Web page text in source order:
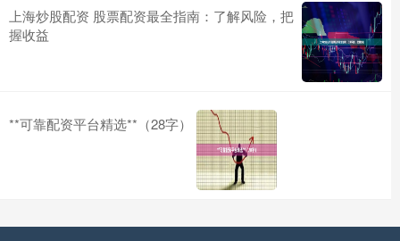
上海炒股配资 股票配资最全指南：了解风险，把
握收益
**可靠配资平台精选**（28字）